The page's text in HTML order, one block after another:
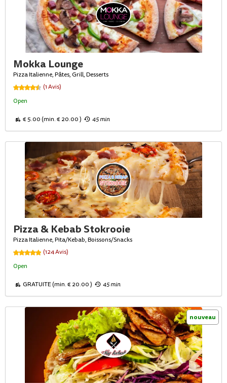
Mokka Lounge
Pizza Italienne, Pâtes, Grill, Desserts
(1 Avis)
Open
€ 5.00 (min. € 20.00 ) 45 min
Pizza & Kebab Stokrooie
Pizza Italienne, Pita/Kebab, Boissons/Snacks
(124 Avis)
Open
GRATUITE (min. € 20.00 ) 45 min
nouveau